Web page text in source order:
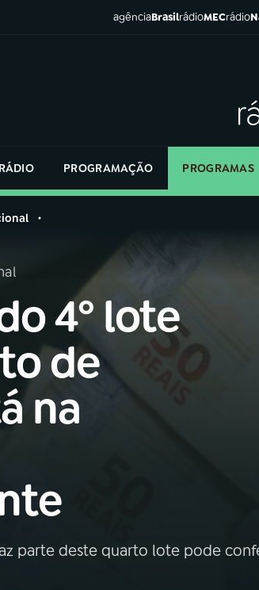
agênciaBrasilrádioMECrádio
PROGRAMAÇÃO PROGRAMAS
Buscar
4º lote
de
na
parte deste quarto lote pode